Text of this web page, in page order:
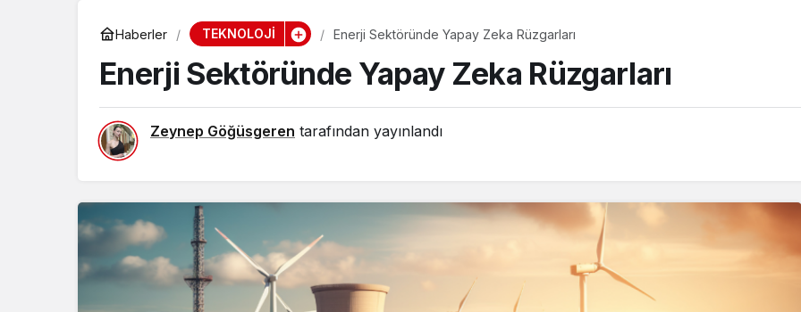
Haberler TEKNOLOJİ Enerji Sektöründe Yapay Zeka Rüzgarları
Enerji Sektöründe Yapay Zeka Rüzgarları
Zeynep Göğüsgeren tarafından yayınlandı